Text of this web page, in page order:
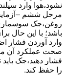
نشود،هوا وارد
مرحل ششم
روغن،جک سوسماری
باشد؛ با این حال
وارد آوردن فشار
صحت عملکرد آن
فشار دهید،جک باید
را حفظ کند.